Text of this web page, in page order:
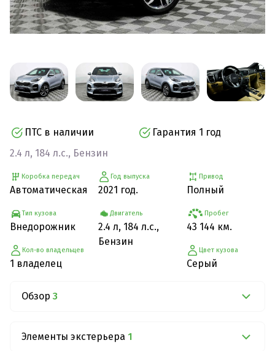
ПТС в наличии
Гарантия 1 год
2.4 л, 184 л.с., Бензин
Коробка передач
Автоматическая
Тип кузова
Внедорожник
Кол-во владельцев
1 владелец
Год выпуска
2021 год.
Двигатель
2.4 л, 184 л.с.,
Бензин
Привод
Полный
Пробег
43 144 км.
Цвет кузова
Серый
Обзор 3
Элементы экстерьера 1